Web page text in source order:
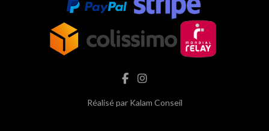
Réalisé par Kalam Conseil